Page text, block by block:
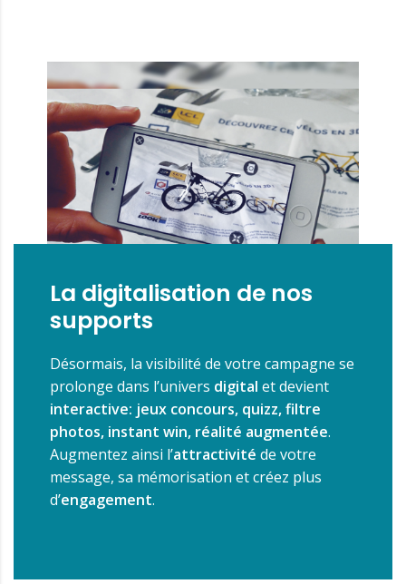
La digitalisation de nos
supports
Désormais, la visibilité de votre campagne se
prolonge dans l’univers digital et devient
interactive: jeux concours, quizz, filtre
photos, instant win, réalité augmentée.
Augmentez ainsi l’attractivité de votre
message, sa mémorisation et créez plus
d’engagement.